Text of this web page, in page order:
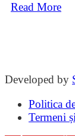
Read More
Developed by
Politica
Termeni